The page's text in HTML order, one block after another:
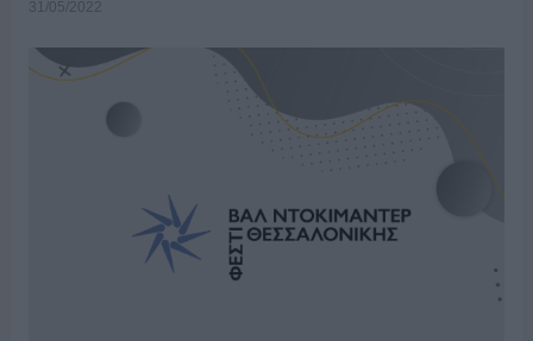
31/05/2022